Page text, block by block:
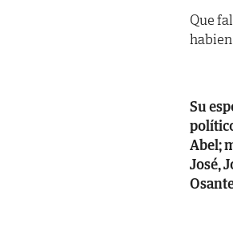
Que
Su
Abel;
José,